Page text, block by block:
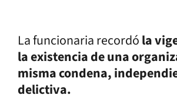
La funcionaria recordóla
la existencia de una
misma condena,
delictiva.